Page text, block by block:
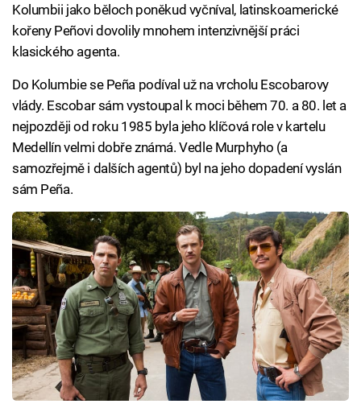
Kolumbii jako běloch poněkud vyčníval, latinskoamerické
kořeny Peñovi dovolily mnohem intenzivnější práci
klasického agenta.
Do Kolumbie se Peña podíval už na vrcholu Escobarovy
vlády. Escobar sám vystoupal k moci během 70. a 80. let a
nejpozději od roku 1985 byla jeho klíčová role v kartelu
Medellín velmi dobře známá. Vedle Murphyho (a
samozřejmě i dalších agentů) byl na jeho dopadení vyslán
sám Peña.